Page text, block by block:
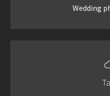
Wedding